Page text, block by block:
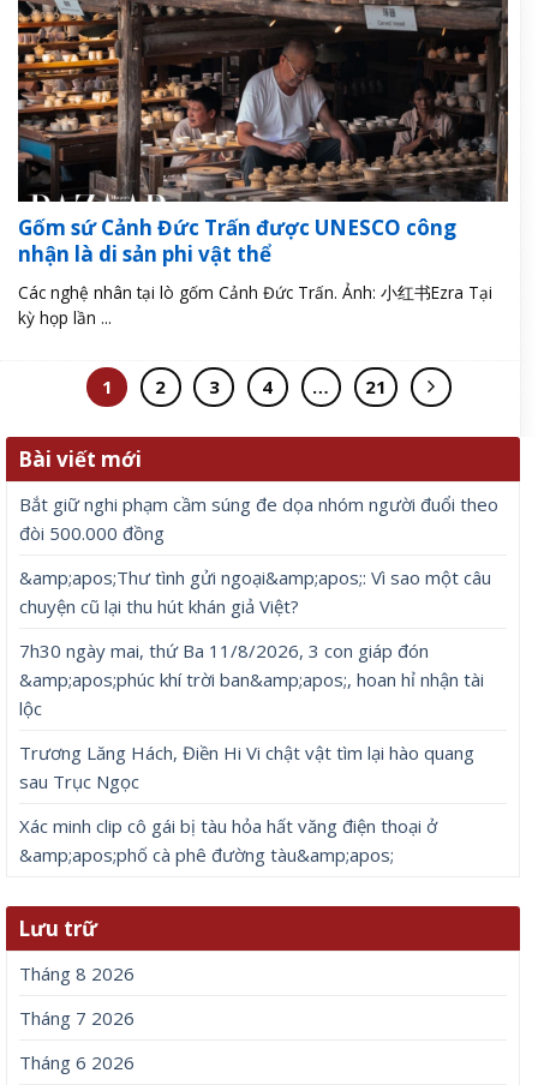
Gốm sứ Cảnh Đức Trấn được UNESCO công
nhận là di sản phi vật thể
Các nghệ nhân tại lò gốm Cảnh Đức Trấn. Ảnh: 小红书Ezra Tại
kỳ họp lần ...
1 2 3 4 … 21
Bài viết mới
Bắt giữ nghi phạm cầm súng đe dọa nhóm người đuổi theo
đòi 500.000 đồng
&amp;apos;Thư tình gửi ngoại&amp;apos;: Vì sao một câu
chuyện cũ lại thu hút khán giả Việt?
7h30 ngày mai, thứ Ba 11/8/2026, 3 con giáp đón
&amp;apos;phúc khí trời ban&amp;apos;, hoan hỉ nhận tài
lộc
Trương Lăng Hách, Điền Hi Vi chật vật tìm lại hào quang
sau Trục Ngọc
Xác minh clip cô gái bị tàu hỏa hất văng điện thoại ở
&amp;apos;phố cà phê đường tàu&amp;apos;
Lưu trữ
Tháng 8 2026
Tháng 7 2026
Tháng 6 2026